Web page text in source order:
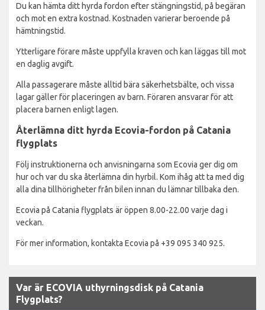
Du kan hämta ditt hyrda fordon efter stängningstid, på begäran
och mot en extra kostnad. Kostnaden varierar beroende på
hämtningstid.
Ytterligare förare måste uppfylla kraven och kan läggas till mot
en daglig avgift.
Alla passagerare måste alltid bära säkerhetsbälte, och vissa
lagar gäller för placeringen av barn. Föraren ansvarar för att
placera barnen enligt lagen.
Återlämna ditt hyrda Ecovia-fordon på Catania
flygplats
Följ instruktionerna och anvisningarna som Ecovia ger dig om
hur och var du ska återlämna din hyrbil. Kom ihåg att ta med dig
alla dina tillhörigheter från bilen innan du lämnar tillbaka den.
Ecovia på Catania flygplats är öppen 8.00-22.00 varje dag i
veckan.
För mer information, kontakta Ecovia på +39 095 340 925.
Var är ECOVIA uthyrningsdisk på Catania
Flygplats?